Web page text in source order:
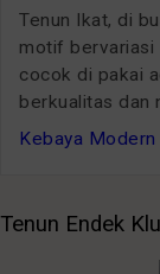
Tenun Ikat, di
motif bervariasi
cocok di pakai
berkualitas dan
Kebaya Modern
Tenun Endek